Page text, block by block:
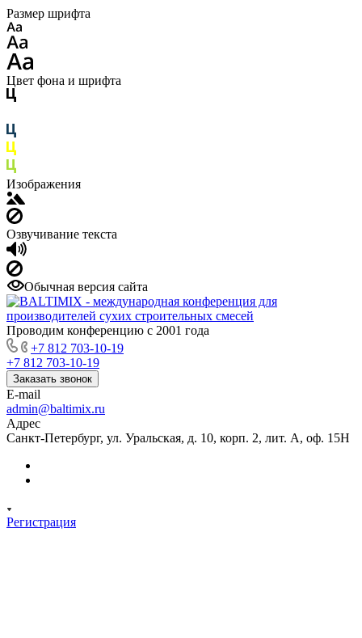
Размер шрифта
Цвет фона и шрифта
Изображения
Озвучивание текста
Обычная версия сайта
Проводим конференцию с 2001 года
+7 812 703-10-19
+7 812 703-10-19
Заказать звонок
E-mail
admin@baltimix.ru
Адрес
Санкт-Петербург, ул. Уральская, д. 10, корп. 2, лит. А, оф. 15Н
Регистрация